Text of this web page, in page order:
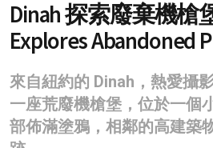
健康
商業
科技
影片
Dinah 探索廢棄機槍
Explores Abandoned
來自紐約的 Dinah，熱愛攝
一座荒廢機槍堡，位於一個
部佈滿塗鴉，相鄰的高建築